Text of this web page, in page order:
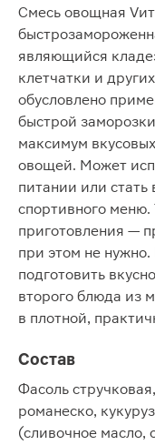
Смесь овощная
являющийся
клетчатки и
обусловлено
быстрой
максимум
овощей. Может
питании или
спортивного
приготовления —
при этом не
подготовить
второго блюда из
в плотной,
Состав
Фасоль
романеско,
(сливочное масло,